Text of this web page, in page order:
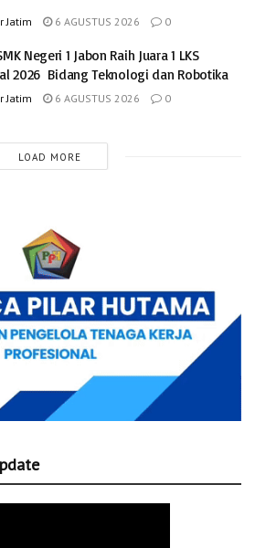
Jatim 6 AGUSTUS 2026 0
Negeri 1 Jabon Raih Juara 1 LKS
2026 Bidang Teknologi dan Robotika
Jatim 6 AGUSTUS 2026 0
LOAD MORE